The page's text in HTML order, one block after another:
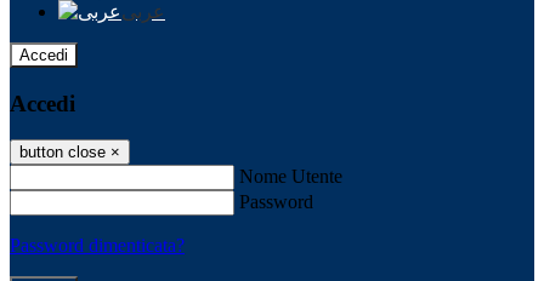
عربى
Accedi
Accedi
button close ×
Nome Utente
Password
Password dimenticata?